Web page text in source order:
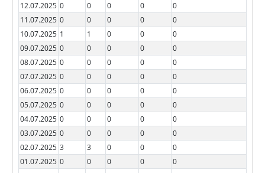
12.07.2025 0 0 0 0
0
11.07.2025 0 0 0 0
0
10.07.2025 1 1 0 0
0
09.07.2025 0 0 0 0
0
08.07.2025 0 0 0 0
0
07.07.2025 0 0 0 0
0
06.07.2025 0 0 0 0
0
05.07.2025 0 0 0 0
0
04.07.2025 0 0 0 0
0
03.07.2025 0 0 0 0
0
02.07.2025 3 3 0 0
0
01.07.2025 0 0 0 0
0